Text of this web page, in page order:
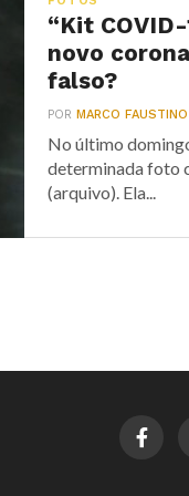
“Kit
novo
falso?
PORMARCO FAUSTINO
No último
determinada foto
(arquivo). Ela...